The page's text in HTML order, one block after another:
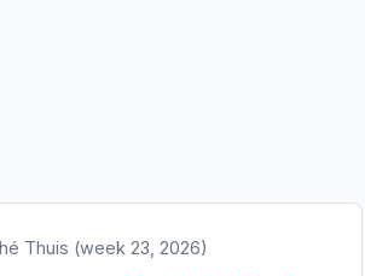
Thuis (week 23, 2026)